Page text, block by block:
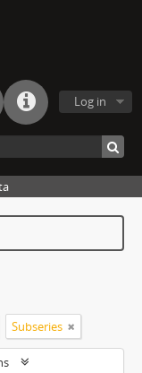
Log in
Subseries